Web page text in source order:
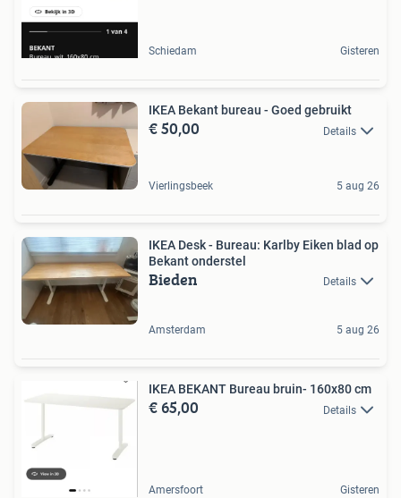
Schiedam Gisteren
IKEA Bekant bureau - Goed gebruikt
€ 50,00 Details
Vierlingsbeek 5 aug 26
IKEA Desk - Bureau: Karlby Eiken blad op
Bekant onderstel
Bieden Details
Amsterdam 5 aug 26
IKEA BEKANT Bureau bruin- 160x80 cm
€ 65,00 Details
Amersfoort Gisteren